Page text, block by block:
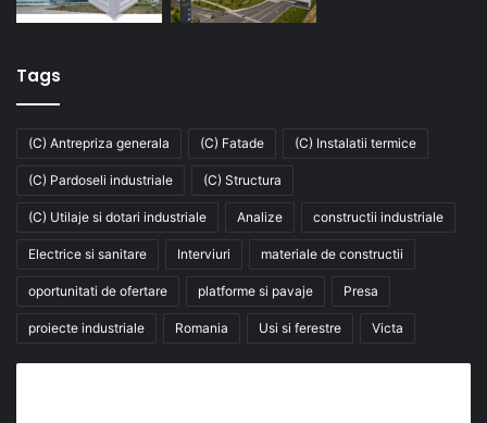
Tags
(C) Antrepriza generala (C) Fatade (C) Instalatii termice
(C) Pardoseli industriale (C) Structura
(C) Utilaje si dotari industriale Analize constructii industriale
Electrice si sanitare Interviuri materiale de constructii
oportunitati de ofertare platforme si pavaje Presa
proiecte industriale Romania Usi si ferestre Victa